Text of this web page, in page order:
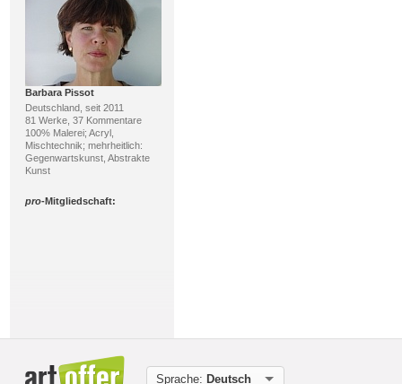
Barbara Pissot
Deutschland, seit 2011
81 Werke, 37 Kommentare
100% Malerei; Acryl,
Mischtechnik; mehrheitlich:
Gegenwartskunst, Abstrakte
Kunst
pro-Mitgliedschaft:
Schweiz, seit 2026
Sprache: Deutsch